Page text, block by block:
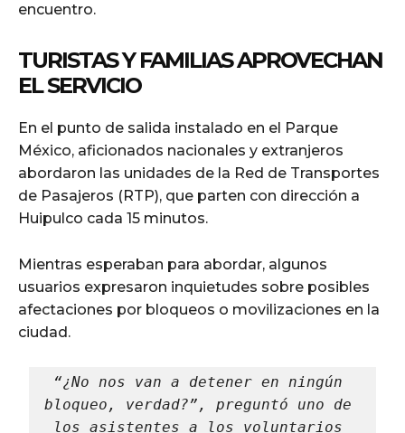
encuentro.
TURISTAS Y FAMILIAS APROVECHAN
EL SERVICIO
En el punto de salida instalado en el Parque
México, aficionados nacionales y extranjeros
abordaron las unidades de la Red de Transportes
de Pasajeros (RTP), que parten con dirección a
Huipulco cada 15 minutos.
Mientras esperaban para abordar, algunos
usuarios expresaron inquietudes sobre posibles
afectaciones por bloqueos o movilizaciones en la
ciudad.
“¿No nos van a detener en ningún
bloqueo, verdad?”, preguntó uno de
los asistentes a los voluntarios